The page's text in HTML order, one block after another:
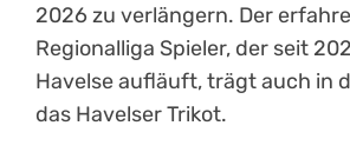
2026 zu verlängern. Der
Regionalliga Spieler, der seit
Havelse aufläuft, trägt auch in
das Havelser Trikot.